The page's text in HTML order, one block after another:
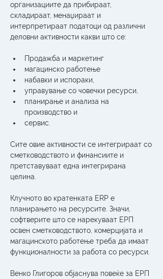
организациите да прибираат,
складираат, менаџираат и
интерпретираат податоци од различни
деловни активности какви што се:
Продажба и маркетинг
магацинско работење
набавки и испораки,
управување со човечки ресурси,
планирање и анализа на
производство и
сервис.
Сите овие активности се интегрираат со
сметководството и финансиите и
претставуваат една интегрирана
целина.
Клучното во кратенката ERP е
планирањето на ресурсите. Значи,
софтверите што се нарекуваат ЕРП
освен сметководството, комерцијата и
магацинското работење треба да имаат
функционалности за работа со ресурси.
Венко Глигоров објаснува повеќе за ЕРП